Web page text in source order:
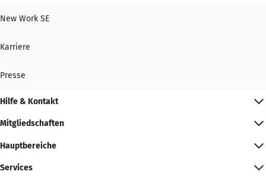
New Work SE
Karriere
Presse
Hilfe & Kontakt
Mitgliedschaften
Hauptbereiche
Services